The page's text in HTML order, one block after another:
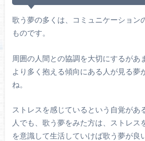
歌う夢の多くは、コミュニケーション
ものです。
周囲の人間との協調を大切にするがあ
より多く抱える傾向にある人が見る夢
ね。
ストレスを感じているという自覚があ
人でも、歌う夢をみた方は、ストレス
を意識して生活していけば歌う夢が良